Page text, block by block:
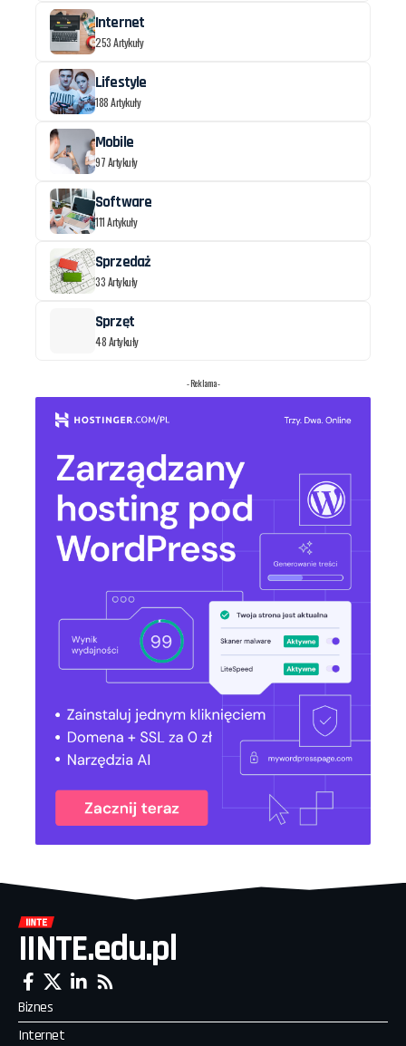
Internet
253 Artykuły
Lifestyle
188 Artykuły
Mobile
97 Artykuły
Software
111 Artykuły
Sprzedaż
33 Artykuły
Sprzęt
48 Artykuły
- Reklama -
IINTE.edu.pl
Biznes
Internet